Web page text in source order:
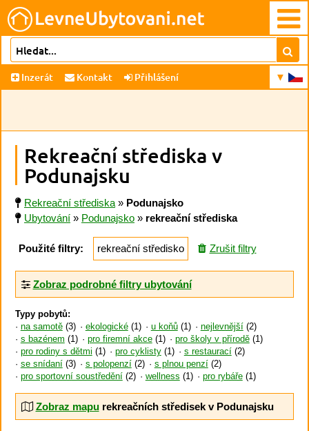
Inzerát Kontakt Přihlášení
Rekreační střediska v
Podunajsku
Rekreační střediska » Podunajsko
Ubytování » Podunajsko » rekreační střediska
Použité filtry: rekreační středisko Zrušit filtry
Zobraz podrobné filtry ubytování
Typy pobytů:
na samotě(3) ekologické(1) u koňů(1) nejlevnější (2)
s bazénem (1) pro firemní akce(1) pro školy v přírodě(1)
pro rodiny s dětmi (1) pro cyklisty(1) s restaurací (2)
se snídaní (3) s polopenzí (2) s plnou penzí (2)
pro sportovní soustředění (2) wellness (1) pro rybáře(1)
Zobraz mapurekreačních středisek v Podunajsku